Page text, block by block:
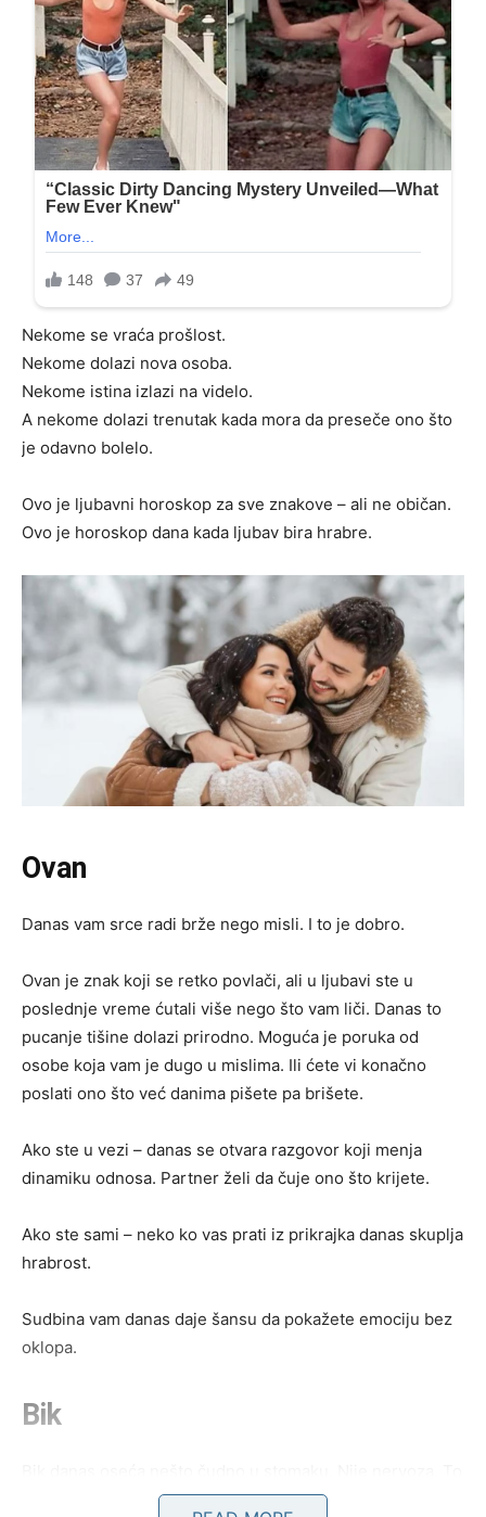
Nekome se vraća prošlost.
Nekome dolazi nova osoba.
Nekome istina izlazi na videlo.
A nekome dolazi trenutak kada mora da preseče ono što
je odavno bolelo.
Ovo je ljubavni horoskop za sve znakove – ali ne običan.
Ovo je horoskop dana kada ljubav bira hrabre.
Ovan
Danas vam srce radi brže nego misli. I to je dobro.
Ovan je znak koji se retko povlači, ali u ljubavi ste u
poslednje vreme ćutali više nego što vam liči. Danas to
pucanje tišine dolazi prirodno. Moguća je poruka od
osobe koja vam je dugo u mislima. Ili ćete vi konačno
poslati ono što već danima pišete pa brišete.
Ako ste u vezi – danas se otvara razgovor koji menja
dinamiku odnosa. Partner želi da čuje ono što krijete.
Ako ste sami – neko ko vas prati iz prikrajka danas skuplja
hrabrost.
Sudbina vam danas daje šansu da pokažete emociju bez
oklopa.
Bik